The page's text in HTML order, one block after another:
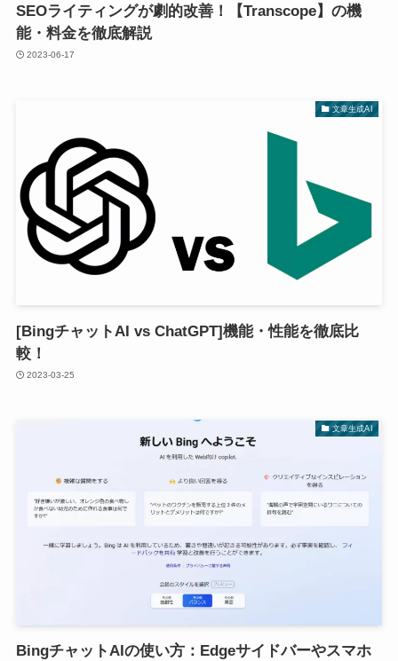
SEOライティングが劇的改善！【Transcope】の機
能・料金を徹底解説
2023-06-17
文章生成AI
[BingチャットAI vs ChatGPT]機能・性能を徹底比
較！
2023-03-25
文章生成AI
BingチャットAIの使い方：Edgeサイドバーやスマホ